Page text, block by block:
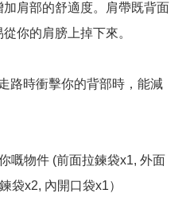
肩部的舒適度。肩帶既背面
你的肩膀上掉下來。
路時衝擊你的背部時，能減
嘅物件 (前面拉鍊袋x1, 外面
袋x2, 內開口袋x1）